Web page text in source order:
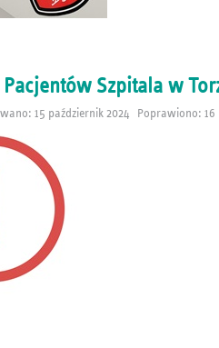
Szpitala w
15 październik 2024 Poprawiono: 16